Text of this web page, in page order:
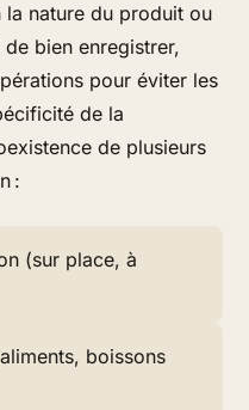
la nature du produit ou
bien enregistrer,
pour éviter les
de la
de plusieurs
:
(sur place, à
boissons